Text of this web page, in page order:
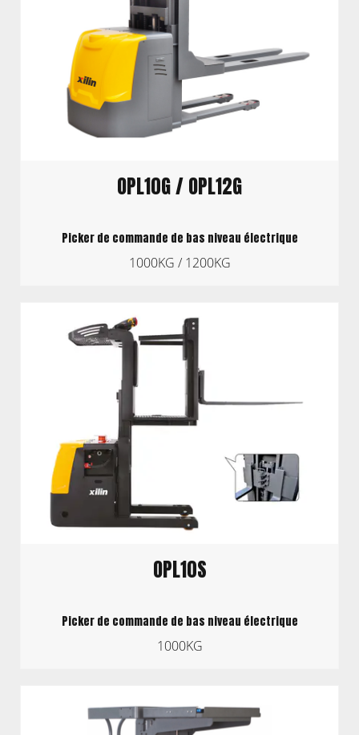
OPL10G / OPL12G
Picker de commande de bas niveau électrique
1000KG / 1200KG
OPL10S
Picker de commande de bas niveau électrique
1000KG